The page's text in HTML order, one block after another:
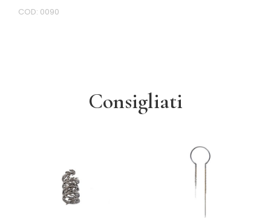
COD: 0090
Consigliati